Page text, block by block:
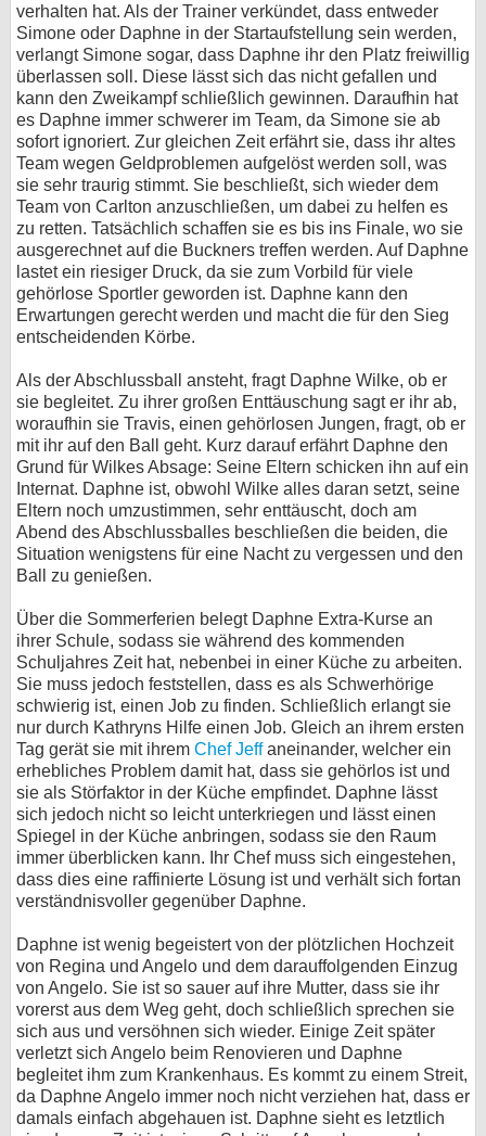
verhalten hat. Als der Trainer verkündet, dass entweder
Simone oder Daphne in der Startaufstellung sein werden,
verlangt Simone sogar, dass Daphne ihr den Platz freiwillig
überlassen soll. Diese lässt sich das nicht gefallen und
kann den Zweikampf schließlich gewinnen. Daraufhin hat
es Daphne immer schwerer im Team, da Simone sie ab
sofort ignoriert. Zur gleichen Zeit erfährt sie, dass ihr altes
Team wegen Geldproblemen aufgelöst werden soll, was
sie sehr traurig stimmt. Sie beschließt, sich wieder dem
Team von Carlton anzuschließen, um dabei zu helfen es
zu retten. Tatsächlich schaffen sie es bis ins Finale, wo sie
ausgerechnet auf die Buckners treffen werden. Auf Daphne
lastet ein riesiger Druck, da sie zum Vorbild für viele
gehörlose Sportler geworden ist. Daphne kann den
Erwartungen gerecht werden und macht die für den Sieg
entscheidenden Körbe.
Als der Abschlussball ansteht, fragt Daphne Wilke, ob er
sie begleitet. Zu ihrer großen Enttäuschung sagt er ihr ab,
woraufhin sie Travis, einen gehörlosen Jungen, fragt, ob er
mit ihr auf den Ball geht. Kurz darauf erfährt Daphne den
Grund für Wilkes Absage: Seine Eltern schicken ihn auf ein
Internat. Daphne ist, obwohl Wilke alles daran setzt, seine
Eltern noch umzustimmen, sehr enttäuscht, doch am
Abend des Abschlussballes beschließen die beiden, die
Situation wenigstens für eine Nacht zu vergessen und den
Ball zu genießen.
Über die Sommerferien belegt Daphne Extra-Kurse an
ihrer Schule, sodass sie während des kommenden
Schuljahres Zeit hat, nebenbei in einer Küche zu arbeiten.
Sie muss jedoch feststellen, dass es als Schwerhörige
schwierig ist, einen Job zu finden. Schließlich erlangt sie
nur durch Kathryns Hilfe einen Job. Gleich an ihrem ersten
Tag gerät sie mit ihrem Chef Jeffaneinander, welcher ein
erhebliches Problem damit hat, dass sie gehörlos ist und
sie als Störfaktor in der Küche empfindet. Daphne lässt
sich jedoch nicht so leicht unterkriegen und lässt einen
Spiegel in der Küche anbringen, sodass sie den Raum
immer überblicken kann. Ihr Chef muss sich eingestehen,
dass dies eine raffinierte Lösung ist und verhält sich fortan
verständnisvoller gegenüber Daphne.
Daphne ist wenig begeistert von der plötzlichen Hochzeit
von Regina und Angelo und dem darauffolgenden Einzug
von Angelo. Sie ist so sauer auf ihre Mutter, dass sie ihr
vorerst aus dem Weg geht, doch schließlich sprechen sie
sich aus und versöhnen sich wieder. Einige Zeit später
verletzt sich Angelo beim Renovieren und Daphne
begleitet ihm zum Krankenhaus. Es kommt zu einem Streit,
da Daphne Angelo immer noch nicht verziehen hat, dass er
damals einfach abgehauen ist. Daphne sieht es letztlich